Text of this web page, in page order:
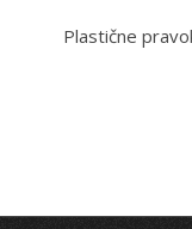
Plastične